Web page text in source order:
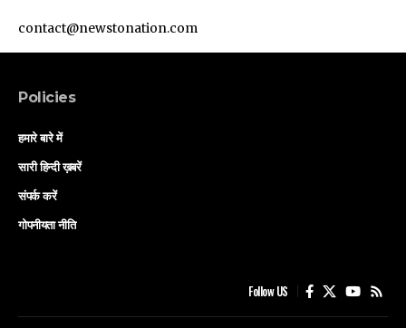
contact@newstonation.com
Policies
हमारे बारे में
सारी हिन्दी ख़बरें
संपर्क करें
गोपनीयता नीति
Follow US